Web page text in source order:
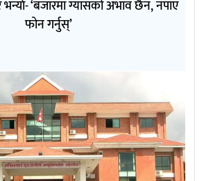
‘बजारमा ग्यासको अभाव छैन, नपाए
फोन गर्नुस्’